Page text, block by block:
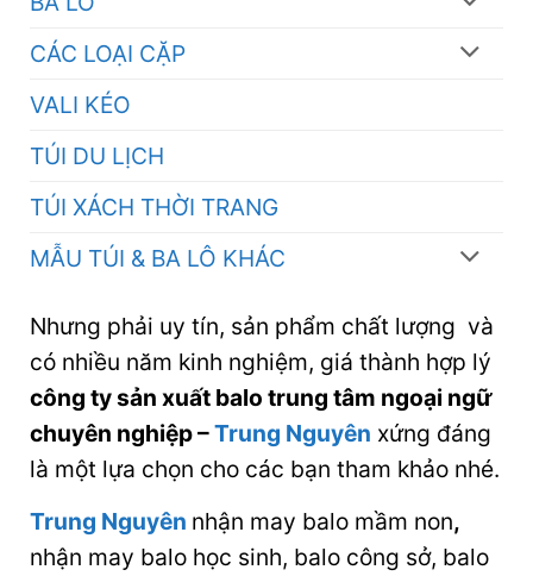
CÁC LOẠI CẶP
VALI KÉO
TÚI DU LỊCH
TÚI XÁCH THỜI TRANG
MẪU TÚI & BA LÔ KHÁC
Nhưng phải uy tín, sản phẩm chất lượng và
có nhiều năm kinh nghiệm, giá thành hợp lý
công ty sản xuất balo trung tâm ngoại ngữ
chuyên nghiệp–Trung Nguyên xứng đáng
là một lựa chọn cho các bạn tham khảo nhé.
Trung Nguyên nhận may balo mầm non,
nhận may balo học sinh, balo công sở, balo